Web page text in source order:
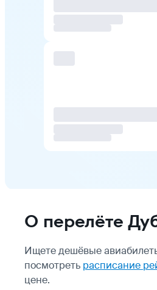
О перелёте
Ищете дешёвые
посмотреть расписание
цене.